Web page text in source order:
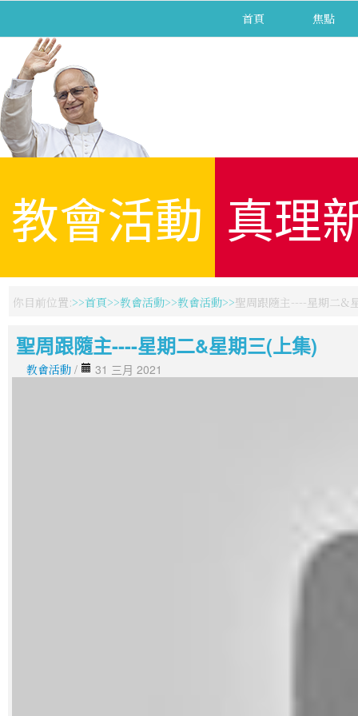
首頁 焦點
教會活動 真理
你目前位置: 首頁 教會活動 教會活動 聖周跟隨主----星期二&
聖周跟隨主----星期二&星期三(上集)
教會活動 / 31 三月 2021